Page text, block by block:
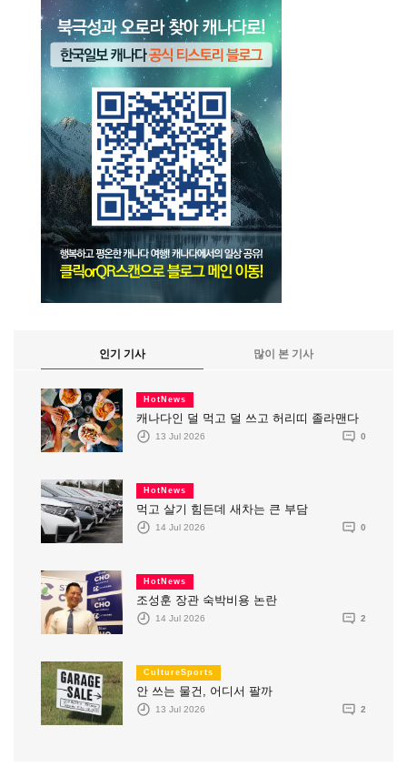
인기 기사 많이 본 기사
HotNews
캐나다인 덜 먹고 덜 쓰고 허리띠 졸라맨다
13 Jul 2026 0
HotNews
먹고 살기 힘든데 새차는 큰 부담
14 Jul 2026 0
HotNews
조성훈 장관 숙박비용 논란
14 Jul 2026 2
CultureSports
안 쓰는 물건, 어디서 팔까
13 Jul 2026 2